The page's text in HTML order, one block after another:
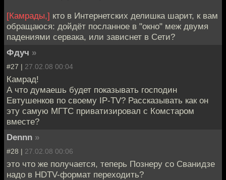
[Камрады,] кто в Интернетских делишка шарит, к вам
обращаюся: дойдёт посланное в "окно" меж двумя
падениями сервака, или зависнет в Сети?
Фдуч »
#27 | 27.02.08 00:04
Камрад!
А что думаешь будет показывать господин
Евтушенков по своему IP-TV? Рассказывать как он
эту самую МГТС приватизировал с Комстаром
вместе?
Dennn »
#28 | 27.02.08 00:06
это что же получается, теперь Познеру со Сванидзе
надо в HDTV-формат переходить?